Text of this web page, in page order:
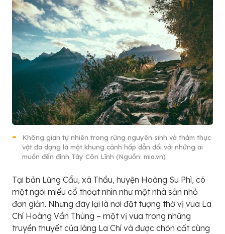
Không gian tự nhiên trong rừng nguyên sinh và thảm thực
vật đa dạng là một khung cảnh hấp dẫn đối với những ai
muốn đến đỉnh Tây Côn Lĩnh (Nguồn: mia.vn)
Tại bản Lũng Cẩu, xã Thầu, huyện Hoàng Su Phì, có
một ngôi miếu cổ thoạt nhìn như một nhà sản nhỏ
đơn giản. Nhưng đây lại là nơi đặt tượng thờ vị vua La
Chí Hoàng Vần Thùng – một vị vua trong những
truyền thuyết của làng La Chí và được chôn cất cùng